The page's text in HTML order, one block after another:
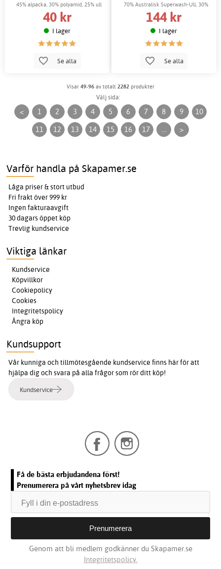
45% alpacka, 30% polyamid, 25% ull
40 kr
I lager
Se alla
70% Australisk Superwash-Ull, 30%
Nylon
144 kr
I lager
Se alla
Visar 49-96 av totalt 2282 produkter
Välj sida:
< 1 2 3 4 5 6 7 8 9
10
11
12 13 14 15 16 17 ... >
Varför handla på Skapamer.se
Låga priser & stort utbud
Fri frakt över 999 kr
Ingen fakturaavgift
30 dagars öppet köp
Trevlig kundservice
Viktiga länkar
Kundservice
Köpvillkor
Cookiepolicy
Cookies
Integritetspolicy
Ångra köp
Kundsupport
Vår kunniga och tillmötesgående kundservice finns här för att
hjälpa dig och svara på alla frågor som rör ditt köp!
Kundservice
Få de bästa erbjudandena först!
Prenumerera på vårt nyhetsbrev idag
Genom att bli medlem godkänner du Skapamer.se
Integritetspolicy.